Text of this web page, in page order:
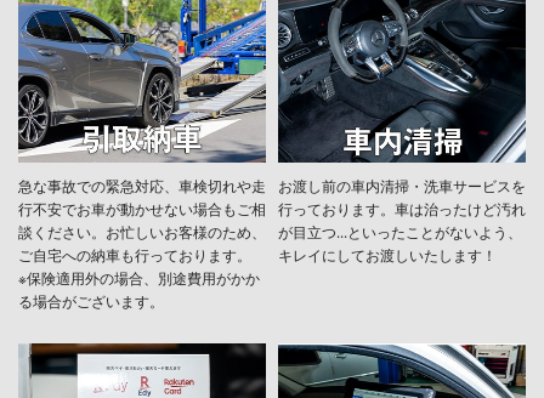
急な事故での緊急対応、車検切れや走
行不安でお車が動かせない場合もご相
談ください。お忙しいお客様のため、
ご自宅への納車も行っております。
※保険適用外の場合、別途費用がかか
る場合がございます。
お渡し前の車内清掃・洗車サービスを
行っております。車は治ったけど汚れ
が目立つ...といったことがないよう、
キレイにしてお渡しいたします！